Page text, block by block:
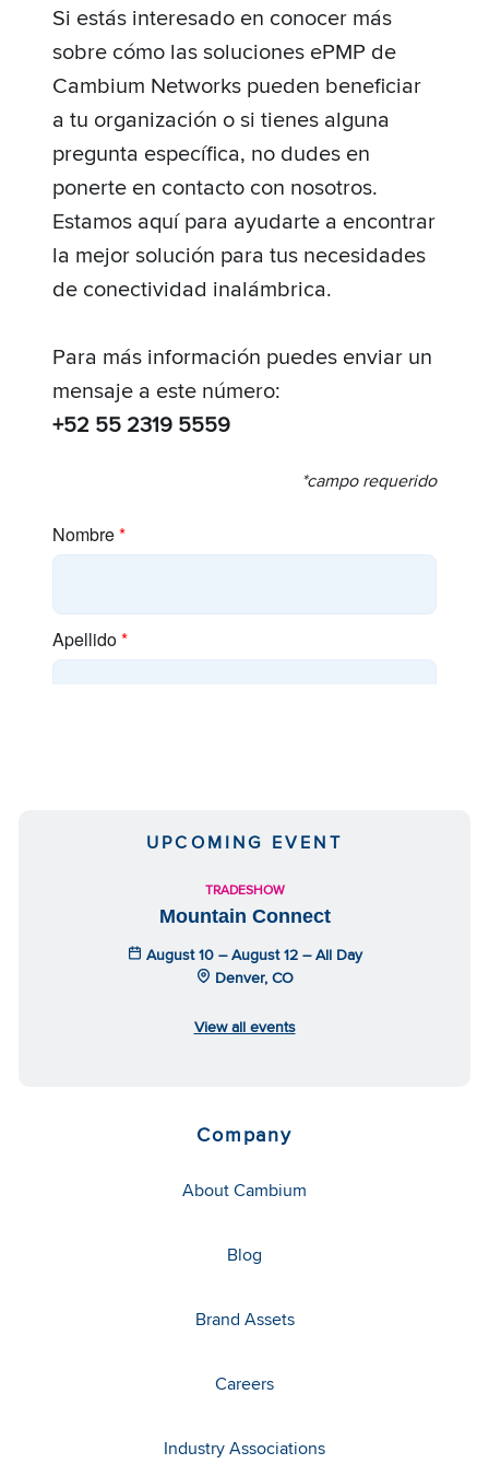
Si estás interesado en conocer más
sobre cómo las soluciones ePMP de
Cambium Networks pueden beneficiar
a tu organización o si tienes alguna
pregunta específica, no dudes en
ponerte en contacto con nosotros.
Estamos aquí para ayudarte a encontrar
la mejor solución para tus necesidades
de conectividad inalámbrica.
Para más información puedes enviar un
mensaje a este número:
+52 55 2319 5559
*campo requerido
UPCOMING EVENT
TRADESHOW
Mountain Connect
August 10 – August 12 – All Day
Denver, CO
View all events
Company
About Cambium
Blog
Brand Assets
Careers
Industry Associations